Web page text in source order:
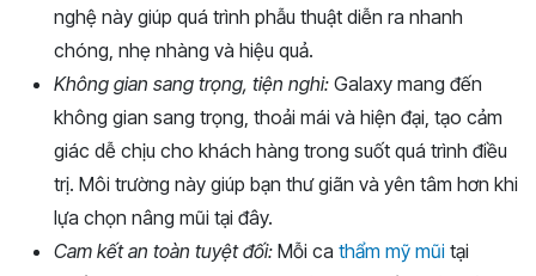
nghệ này giúp quá trình phẫu thuật diễn ra nhanh
chóng, nhẹ nhàng và hiệu quả.
Không gian sang trọng, tiện nghi: Galaxy mang đến
không gian sang trọng, thoải mái và hiện đại, tạo cảm
giác dễ chịu cho khách hàng trong suốt quá trình điều
trị. Môi trường này giúp bạn thư giãn và yên tâm hơn khi
lựa chọn nâng mũi tại đây.
Cam kết an toàn tuyệt đối: Mỗi ca thẩm mỹ mũi tại